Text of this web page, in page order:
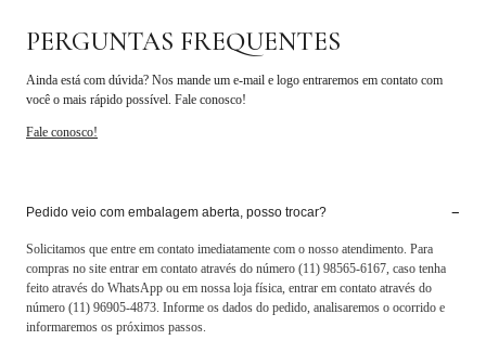
PERGUNTAS FREQUENTES
Ainda está com dúvida? Nos mande um e-mail e logo entraremos em contato com
você o mais rápido possível. Fale conosco!
Fale conosco!
Pedido veio com embalagem aberta, posso trocar? −
Solicitamos que entre em contato imediatamente com o nosso atendimento. Para
compras no site entrar em contato através do número (11) 98565-6167, caso tenha
feito através do WhatsApp ou em nossa loja física, entrar em contato através do
número (11) 96905-4873. Informe os dados do pedido, analisaremos o ocorrido e
informaremos os próximos passos.